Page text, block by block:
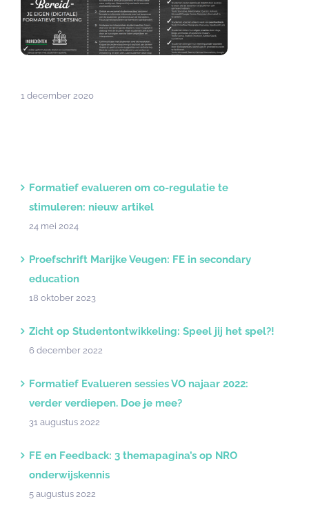
1 december 2020
Formatief evalueren om co-regulatie te
stimuleren: nieuw artikel
24 mei 2024
Proefschrift Marijke Veugen: FE in secondary
education
18 oktober 2023
Zicht op Studentontwikkeling: Speel jij het spel?!
6 december 2022
Formatief Evalueren sessies VO najaar 2022:
verder verdiepen. Doe je mee?
31 augustus 2022
FE en Feedback: 3 themapagina’s op NRO
onderwijskennis
5 augustus 2022